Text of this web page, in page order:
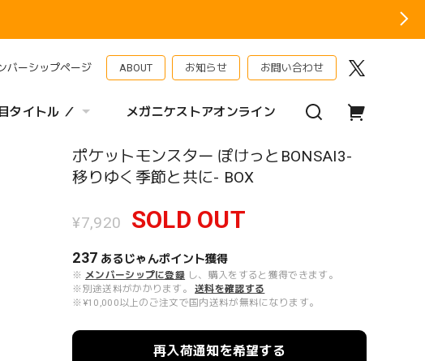
バーシップページ ABOUT お知らせ お問い合わせ
タイトル ／ メガニケストアオンライン
ポケットモンスター ぽけっとBONSAI3-
移りゆく季節と共に- BOX
¥7,920 SOLD OUT
237 あるじゃんポイント獲得
※ メンバーシップに登録 し、購入をすると獲得できます。
※別途送料がかかります。
送料を確認する
※¥10,000以上のご注文で国内送料が無料になります。
再入荷通知を希望する